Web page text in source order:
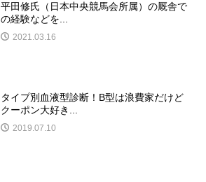
平田修氏（日本中央競馬会所属）の厩舎で
の経験などを...
2021.03.16
タイプ別血液型診断！B型は浪費家だけど
クーポン大好き...
2019.07.10